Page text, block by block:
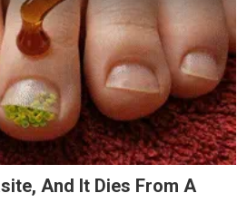
And It Dies From A